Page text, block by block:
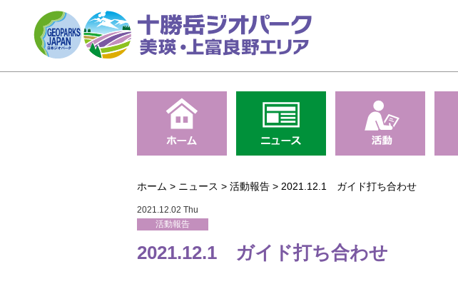
ホーム > ニュース > 活動報告 > 2021.12.1 ガイド打ち合わせ
2021.12.02 Thu
活動報告
2021.12.1 ガイド打ち合わせ